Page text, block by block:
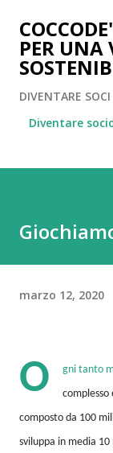
PER UNA
DIVENTARE SOCI
Diventare
marzo 12, 2020
O
gni tanto
composto da 100
sviluppa in media 10